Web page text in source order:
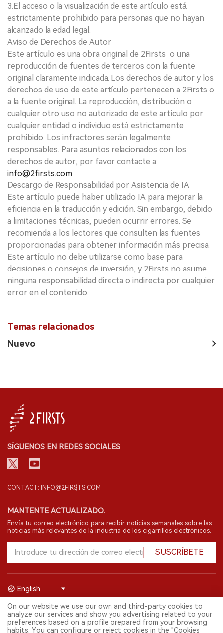
3.El acceso o la visualización de este artículo está
estrictamente prohibido para personas que no hayan
alcanzado la edad legal.
Aviso de Derechos de Autor
Este artículo es una obra original de 2Firsts o una
reproducción de fuentes de terceros con la fuente
original claramente indicada. Los derechos de autor y los
derechos de uso de este artículo pertenecen a 2Firsts o
a la fuente original. La reproducción, distribución o
cualquier otro uso no autorizado de este artículo por
cualquier entidad o individuo está estrictamente
prohibido. Los infractores serán legalmente
responsables. Para asuntos relacionados con los
derechos de autor, por favor contacte a:
info@2firsts.com
Descargo de Responsabilidad por Asistencia de IA
Este artículo puede haber utilizado IA para mejorar la
eficiencia en la traducción y edición. Sin embargo, debido
a limitaciones técnicas, pueden ocurrir errores. Se
recomienda a los lectores que consulten las fuentes
proporcionadas para obtener información más precisa.
Este artículo no debe utilizarse como base para
decisiones o consejos de inversión, y 2Firsts no asume
ninguna responsabilidad directa o indirecta por cualquier
error en el contenido.
Temas relacionados
Nuevo
SÍGUENOS EN REDES SOCIALES
CONTACT: INFO@2FIRSTS.COM
MANTENTE ACTUALIZADO.
Envía tu correo electrónico para recibir noticias semanales sobre las
noticias más relevantes de la industria de los cigarrillos electrónicos.
SUSCRÍBETE
© 2026 Shenzhen 2FIRSTS Technology Co.,Ltd. Todos los derechos
reservados.
2FIRSTS solo es accesible para profesionales de la industria,
English
On our website we use our own and third-party cookies to
analyze our services and show you advertising related to your
preferences based on a profile prepared from your browsing
habits. You can configure or reject cookies in the "Cookies